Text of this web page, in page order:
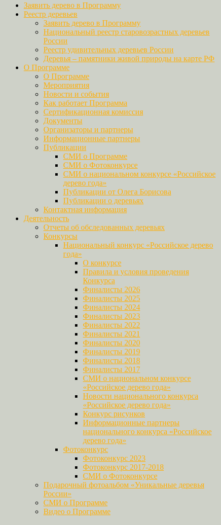
Заявить дерево в Программу
Реестр деревьев
Заявить дерево в Программу
Национальный реестр старовозрастных деревьев
России
Реестр удивительных деревьев России
Деревья – памятники живой природы на карте РФ
О Программе
О Программе
Мероприятия
Новости и события
Как работает Программа
Сертификационная комиссия
Документы
Организаторы и партнеры
Информационные партнеры
Публикации
СМИ о Программе
СМИ о Фотоконкурсе
СМИ о национальном конкурсе «Российское
дерево года»
Публикации от Олега Борисова
Публикации о деревьях
Контактная информация
Деятельность
Отчеты об обследованных деревьях
Конкурсы
Национальный конкурс «Российское дерево
года»
О конкурсе
Правила и условия проведения
Конкурса
Финалисты 2026
Финалисты 2025
Финалисты 2024
Финалисты 2023
Финалисты 2022
Финалисты 2021
Финалисты 2020
Финалисты 2019
Финалисты 2018
Финалисты 2017
СМИ о национальном конкурсе
«Российское дерево года»
Новости национального конкурса
«Российское дерево года»
Конкурс рисунков
Информационные партнеры
национального конкурса «Российское
дерево года»
Фотоконкурс
Фотоконкурс 2023
Фотоконкурс 2017-2018
СМИ о Фотоконкурсе
Подарочный фотоальбом «Уникальные деревья
России»
СМИ о Программе
Видео о Программе